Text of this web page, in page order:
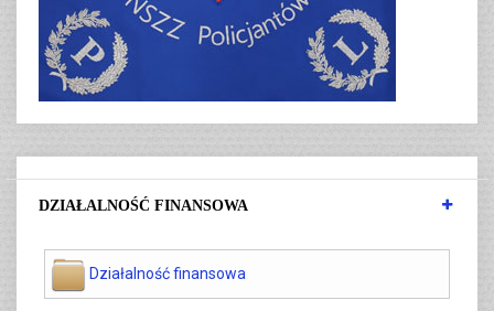
DZIAŁALNOŚĆ FINANSOWA
Działalność finansowa